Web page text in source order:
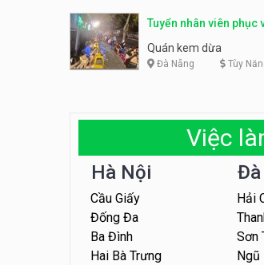
Tuyển nhân viên phục
dừa
Quán kem dừa
Đà Nẵng Tùy
Việc
Hà Nội
Cầu Giấy
Đống Đa
Ba Đình
Hai Bà Trưng
Đà
Hải
Sơn
Ngũ